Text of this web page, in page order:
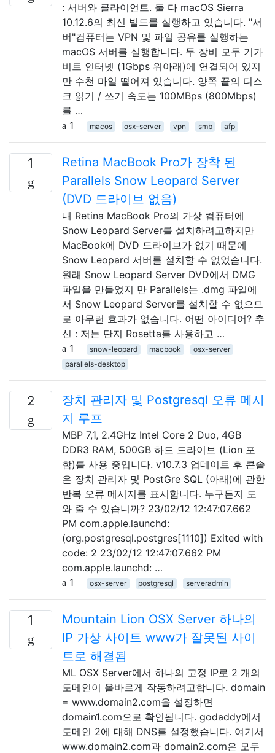
: 서버와 클라이언트. 둘 다 macOS Sierra
10.12.6의 최신 빌드를 실행하고 있습니다. "서
버"컴퓨터는 VPN 및 파일 공유를 실행하는
macOS 서버를 실행합니다. 두 장비 모두 기가
비트 인터넷 (1Gbps 위아래)에 연결되어 있지
만 수천 마일 떨어져 있습니다. 양쪽 끝의 디스
크 읽기 / 쓰기 속도는 100MBps (800Mbps)
를 …
1
macos osx-server vpn smb afp
1
Retina MacBook Pro가 장착 된
Parallels Snow Leopard Server
(DVD 드라이브 없음)
내 Retina MacBook Pro의 가상 컴퓨터에
Snow Leopard Server를 설치하려고하지만
MacBook에 DVD 드라이브가 없기 때문에
Snow Leopard 서버를 설치할 수 없었습니다.
원래 Snow Leopard Server DVD에서 DMG
파일을 만들었지 만 Parallels는 .dmg 파일에
서 Snow Leopard Server를 설치할 수 없으므
로 아무런 효과가 없습니다. 어떤 아이디어? 추
신 : 저는 단지 Rosetta를 사용하고 …
1
snow-leopard macbook
osx-server
parallels-desktop
2
장치 관리자 및 Postgresql 오류 메시
지 루프
MBP 7,1, 2.4GHz Intel Core 2 Duo, 4GB
DDR3 RAM, 500GB 하드 드라이브 (Lion 포
함)를 사용 중입니다. v10.7.3 업데이트 후 콘솔
은 장치 관리자 및 PostGre SQL (아래)에 관한
반복 오류 메시지를 표시합니다. 누구든지 도
와 줄 수 있습니까? 23/02/12 12:47:07.662
PM com.apple.launchd:
(org.postgresql.postgres[1110]) Exited with
code: 2 23/02/12 12:47:07.662 PM
com.apple.launchd: …
1
osx-server postgresql serveradmin
1
Mountain Lion OSX Server 하나의
IP 가상 사이트 www가 잘못된 사이
트로 해결됨
ML OSX Server에서 하나의 고정 IP로 2 개의
도메인이 올바르게 작동하려고합니다. domain
= www.domain2.com을 설정하면
domain1.com으로 확인됩니다. godaddy에서
도메인 2에 대해 DNS를 설정했습니다. 여기서
www.domain2.com과 domain2.com은 모두